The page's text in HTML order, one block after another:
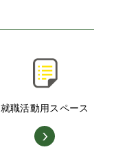
就職活動用スペース